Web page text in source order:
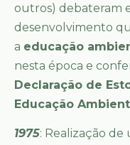
outros) debateram
desenvolvimento
a educação
nesta época e
Declaração de
Educação
1975: Realização de